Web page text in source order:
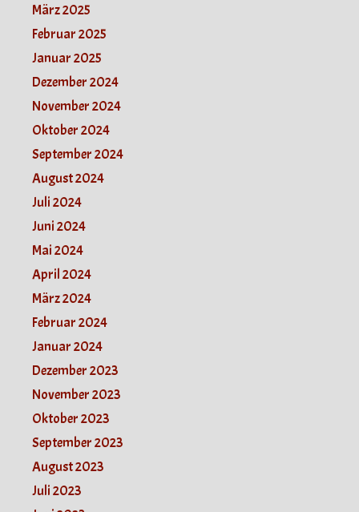
März 2025
Februar 2025
Januar 2025
Dezember 2024
November 2024
Oktober 2024
September 2024
August 2024
Juli 2024
Juni 2024
Mai 2024
April 2024
März 2024
Februar 2024
Januar 2024
Dezember 2023
November 2023
Oktober 2023
September 2023
August 2023
Juli 2023